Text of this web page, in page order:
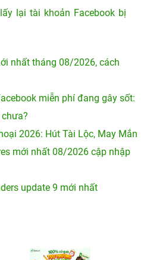
lại tài khoản Facebook bị
nhất tháng 08/2026, cách
miễn phí đang gây sốt:
2026: Hút Tài Lộc, May Mắn
mới nhất 08/2026 cập nhập
update 9 mới nhất